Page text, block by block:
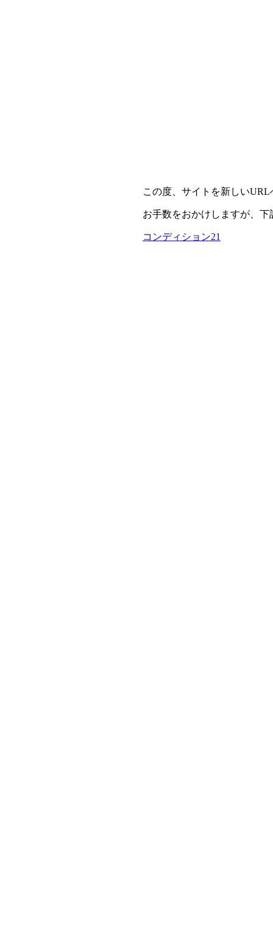
この度、サイトを新しい
お手数をおかけしますが、
コンディション21